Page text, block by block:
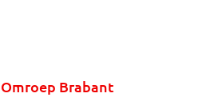
Omroep Brabant